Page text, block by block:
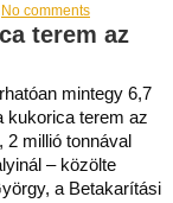
No comments
terem az
mintegy 6,7
kukorica terem az
2 millió tonnával
– közölte
a Betakarítási